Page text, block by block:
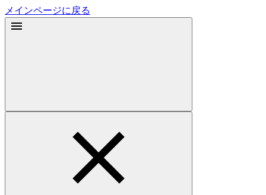
メインページに戻る